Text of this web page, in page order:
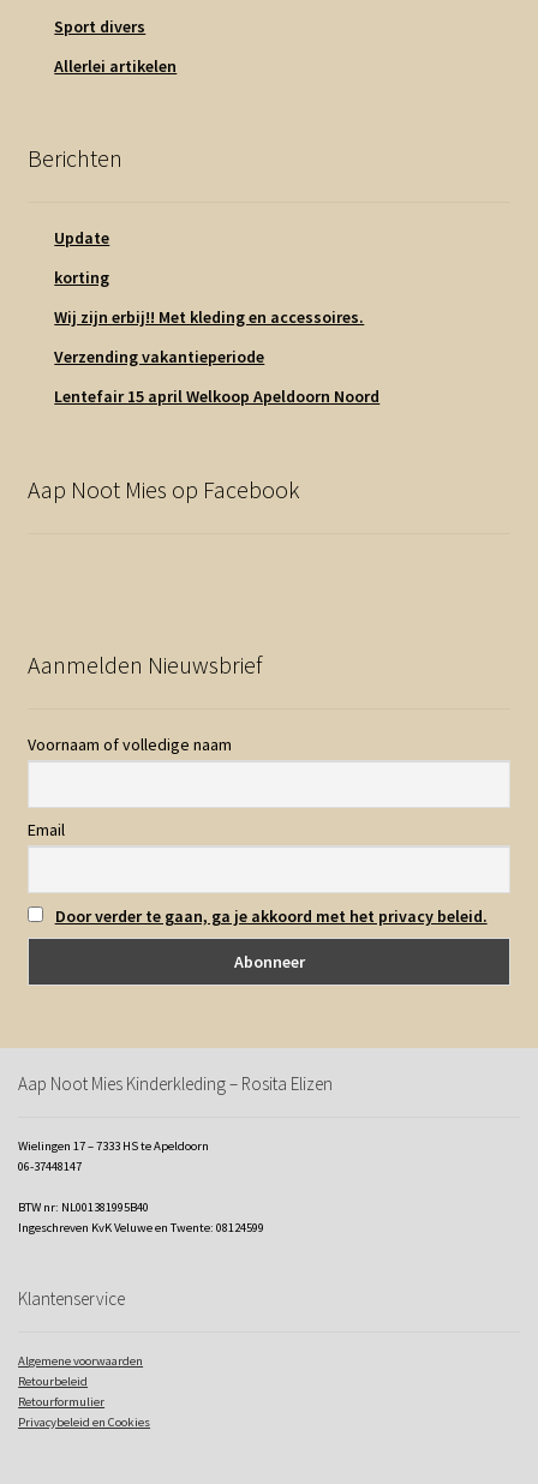
Sport divers
Allerlei artikelen
Berichten
Update
korting
Wij zijn erbij!! Met kleding en accessoires.
Verzending vakantieperiode
Lentefair 15 april Welkoop Apeldoorn Noord
Aap Noot Mies op Facebook
Aanmelden Nieuwsbrief
Voornaam of volledige naam
Email
Door verder te gaan, ga je akkoord met het privacy beleid.
Aap Noot Mies Kinderkleding – Rosita Elizen
Wielingen 17 – 7333 HS te Apeldoorn
06-37448147
BTW nr: NL001381995B40
Ingeschreven KvK Veluwe en Twente: 08124599
Klantenservice
Algemene voorwaarden
Retourbeleid
Retourformulier
Privacybeleid en Cookies